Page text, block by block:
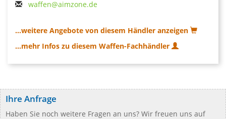
waffen@aimzone.de
...weitere Angebote von diesem Händler anzeigen
...mehr Infos zu diesem Waffen-Fachhändler
Ihre Anfrage
Haben Sie noch weitere Fragen an uns? Wir freuen uns auf